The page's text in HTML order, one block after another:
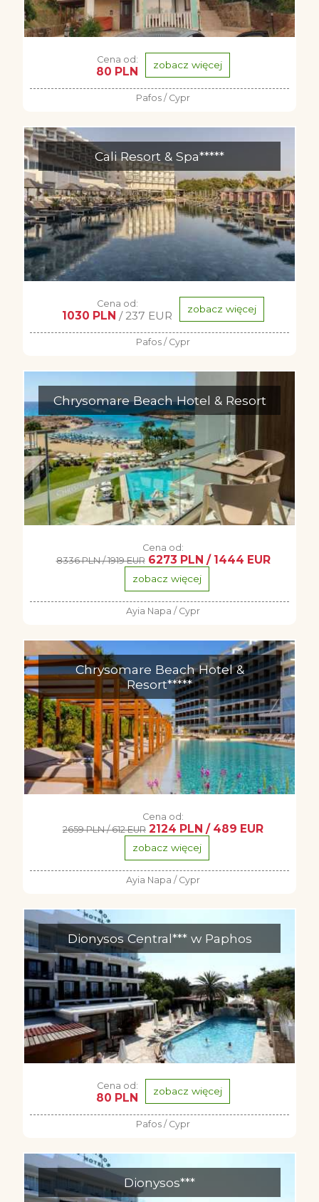
Cena od:
80 PLN zobacz więcej
Pafos / Cypr
Cali Resort & Spa*****
Cena od:
1030 PLN / 237 EUR zobacz więcej
Pafos / Cypr
Chrysomare Beach Hotel & Resort
Cena od:
8336 PLN / 1919 EUR 6273 PLN / 1444 EUR
zobacz więcej
Ayia Napa / Cypr
Chrysomare Beach Hotel &
Resort*****
Cena od:
2659 PLN / 612 EUR 2124 PLN / 489 EUR
zobacz więcej
Ayia Napa / Cypr
Dionysos Central*** w Paphos
Cena od:
80 PLN zobacz więcej
Pafos / Cypr
Dionysos***